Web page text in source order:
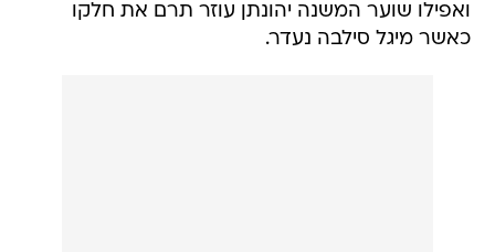
ואפילו שוער המשנה יהונתן עוזר תרם את חלקו
כאשר מיגל סילבה נעדר.